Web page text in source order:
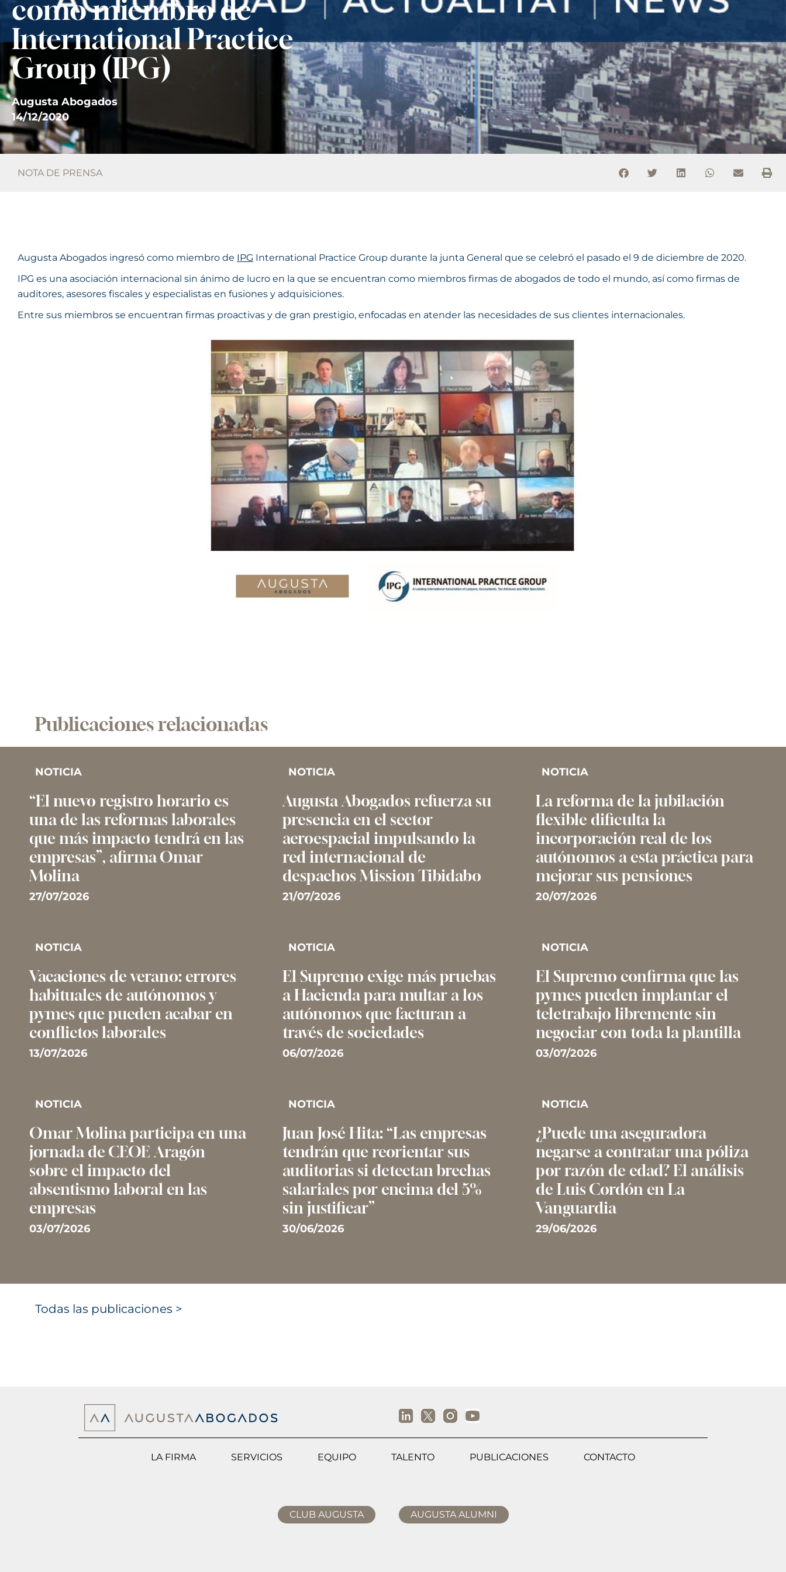
como miembro de
International Practice
Group (IPG)
Augusta Abogados
14/12/2020
NOTA DE PRENSA
Augusta Abogados ingresó como miembro de IPG International Practice Group durante la junta General que se celebró el pasado el 9 de diciembre de 2020.
IPG es una asociación internacional sin ánimo de lucro en la que se encuentran como miembros firmas de abogados de todo el mundo, así como firmas de
auditores, asesores fiscales y especialistas en fusiones y adquisiciones.
Entre sus miembros se encuentran firmas proactivas y de gran prestigio, enfocadas en atender las necesidades de sus clientes internacionales.
Publicaciones relacionadas
NOTICIA
“El nuevo registro horario es
una de las reformas laborales
que más impacto tendrá en las
empresas”, afirma Omar
Molina
27/07/2026
NOTICIA
Augusta Abogados refuerza su
presencia en el sector
aeroespacial impulsando la
red internacional de
despachos Mission Tibidabo
21/07/2026
NOTICIA
La reforma de la jubilación
flexible dificulta la
incorporación real de los
autónomos a esta práctica para
mejorar sus pensiones
20/07/2026
NOTICIA
Vacaciones de verano: errores
habituales de autónomos y
pymes que pueden acabar en
conflictos laborales
13/07/2026
NOTICIA
El Supremo exige más pruebas
a Hacienda para multar a los
autónomos que facturan a
través de sociedades
06/07/2026
NOTICIA
El Supremo confirma que las
pymes pueden implantar el
teletrabajo libremente sin
negociar con toda la plantilla
03/07/2026
NOTICIA
Omar Molina participa en una
jornada de CEOE Aragón
sobre el impacto del
absentismo laboral en las
empresas
03/07/2026
NOTICIA
Juan José Hita: “Las empresas
tendrán que reorientar sus
auditorias si detectan brechas
salariales por encima del 5%
sin justificar”
30/06/2026
NOTICIA
¿Puede una aseguradora
negarse a contratar una póliza
por razón de edad? El análisis
de Luis Cordón en La
Vanguardia
29/06/2026
Todas las publicaciones >
LA FIRMA SERVICIOS EQUIPO TALENTO PUBLICACIONES CONTACTO
CLUB AUGUSTA AUGUSTA ALUMNI